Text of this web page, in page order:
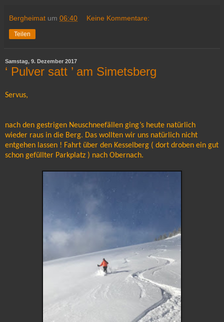
Bergheimat um 06:40 Keine Kommentare:
Teilen
Samstag, 9. Dezember 2017
‘ Pulver satt ’ am Simetsberg
Servus,
nach den gestrigen Neuschneefällen ging’s heute natürlich
wieder raus in die Berg. Das wollten wir uns natürlich nicht
entgehen lassen ! Fahrt über den Kesselberg ( dort droben ein gut
schon gefüllter Parkplatz ) nach Obernach.